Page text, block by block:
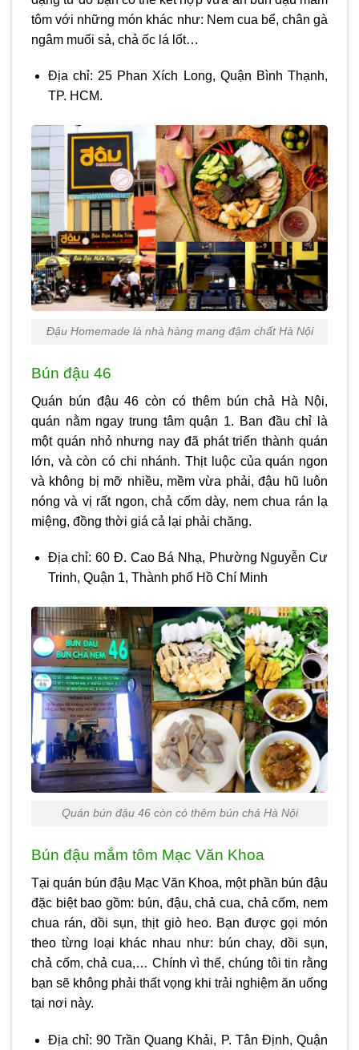
tôm với những món khác như: Nem cua bể, chân gà
ngâm muối sả, chả ốc lá lốt…
Địa chỉ: 25 Phan Xích Long, Quận Bình Thạnh,
TP. HCM.
Đậu Homemade là nhà hàng mang đậm chất Hà Nội
Bún đậu 46
Quán bún đậu 46 còn có thêm bún chả Hà Nội,
quán nằm ngay trung tâm quận 1. Ban đầu chỉ là
một quán nhỏ nhưng nay đã phát triển thành quán
lớn, và còn có chi nhánh. Thịt luộc của quán ngon
và không bị mỡ nhiều, mềm vừa phải, đậu hũ luôn
nóng và vị rất ngon, chả cốm dày, nem chua rán lạ
miệng, đồng thời giá cả lại phải chăng.
Địa chỉ: 60 Đ. Cao Bá Nhạ, Phường Nguyễn Cư
Trinh, Quận 1, Thành phố Hồ Chí Minh
Quán bún đậu 46 còn có thêm bún chả Hà Nội
Bún đậu mắm tôm Mạc Văn Khoa
Tại quán bún đậu Mạc Văn Khoa, một phần bún đậu
đặc biệt bao gồm: bún, đậu, chả cua, chả cốm, nem
chua rán, dồi sụn, thịt giò heo. Bạn được gọi món
theo từng loại khác nhau như: bún chay, dồi sụn,
chả cốm, chả cua,… Chính vì thế, chúng tôi tin rằng
bạn sẽ không phải thất vọng khi trải nghiệm ăn uống
tại nơi này.
Địa chỉ: 90 Trần Quang Khải, P. Tân Định, Quận